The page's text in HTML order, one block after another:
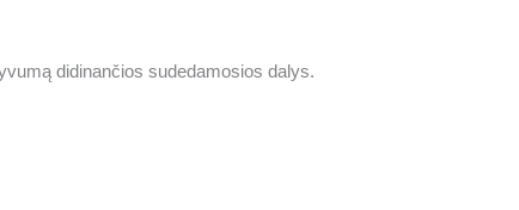
didinančios sudedamosios dalys.